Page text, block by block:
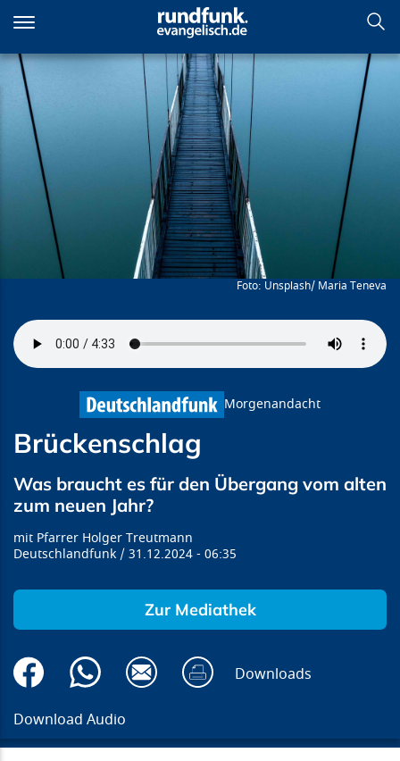
zum
Inhalt
Brückenschlag
Unsplash/ Maria Teneva
Morgenandacht
Brückenschlag
Was braucht es für den Übergang vom alten
zum neuen Jahr?
Pfarrer Holger Treutmann
Deutschlandfunk
31.12.2024 06:35
Zur Mediathek
Downloads
Download Audio